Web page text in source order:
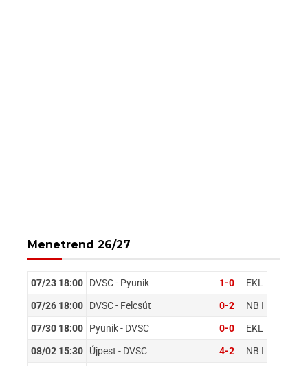
Menetrend 26/27
07/23 18:00 DVSC - Pyunik 1-0 EKL
07/26 18:00 DVSC - Felcsút 0-2 NB I
07/30 18:00 Pyunik - DVSC 0-0 EKL
08/02 15:30 Újpest - DVSC 4-2 NB I